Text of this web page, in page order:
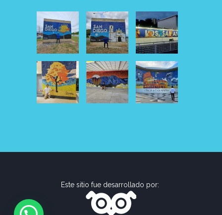
Este sitio fue desarrollado por: